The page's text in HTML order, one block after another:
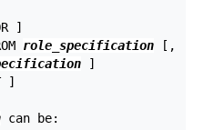
]
role_specification [,
]
]
can be: